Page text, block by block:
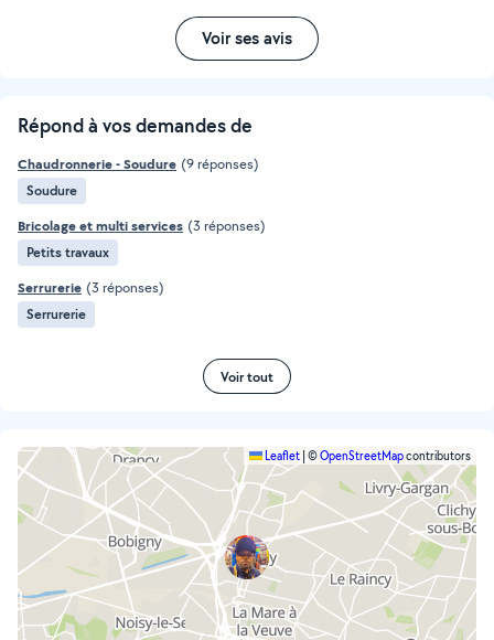
Voir ses avis
Répond à vos demandes de
Chaudronnerie - Soudure (9 réponses)
Soudure
Bricolage et multi services (3 réponses)
Petits travaux
Serrurerie (3 réponses)
Serrurerie
Voir tout
Leaflet ©OpenStreetMapcontributors